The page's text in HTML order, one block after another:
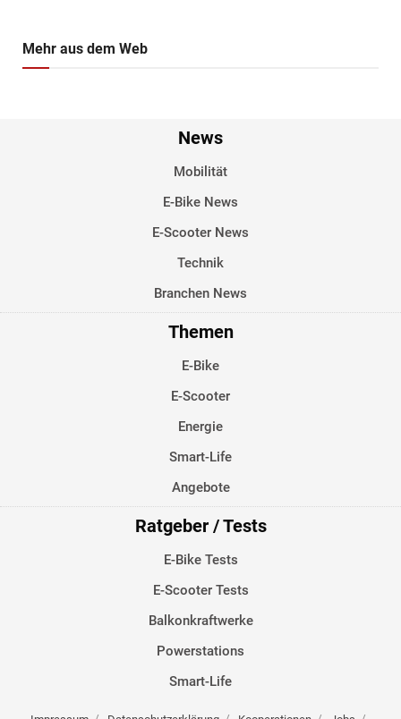
Mehr aus dem Web
News
Mobilität
E-Bike News
E-Scooter News
Technik
Branchen News
Themen
E-Bike
E-Scooter
Energie
Smart-Life
Angebote
Ratgeber / Tests
E-Bike Tests
E-Scooter Tests
Balkonkraftwerke
Powerstations
Smart-Life